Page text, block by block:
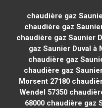
chaudière gaz
chaudière gaz
chaudière gaz Saunier
gaz Saunier Duval à
chaudière gaz
chaudière gaz
Morsent 27180
Wendel 57350
68000 chaudière gaz